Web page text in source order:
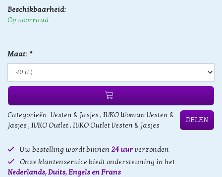
Beschikbaarheid:
Op voorraad
Maat: *
Categorieën: Vesten & Jasjes, IVKO Woman Vesten &
Jasjes, IVKO Outlet, IVKO Outlet Vesten & Jasjes
DELEN
Uw bestelling wordt binnen 24 uurverzonden
Onze klantenservice biedt ondersteuning in het
Nederlands, Duits, Engels en Frans